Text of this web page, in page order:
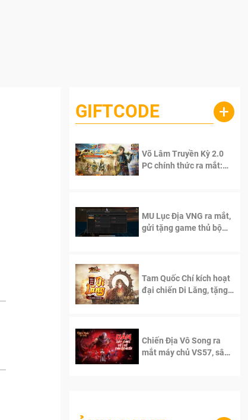
GIFTCODE +
Võ Lâm Truyền Kỳ 2.0
PC chính thức ra mắt:
MU Lục Địa VNG ra mắt,
gửi tặng game thủ bộ
Tam Quốc Chí kích hoạt
đại chiến Di Lăng, tặng
Chiến Địa Vô Song ra
mắt máy chủ VS57, sân